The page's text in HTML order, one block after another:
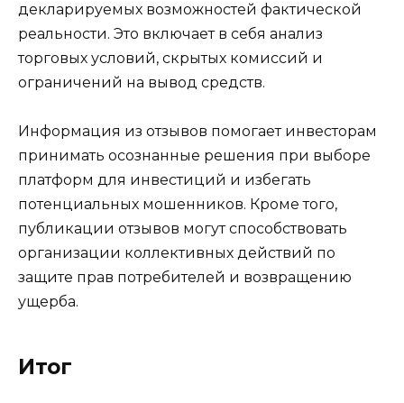
декларируемых возможностей фактической
реальности. Это включает в себя анализ
торговых условий, скрытых комиссий и
ограничений на вывод средств.
Информация из отзывов помогает инвесторам
принимать осознанные решения при выборе
платформ для инвестиций и избегать
потенциальных мошенников. Кроме того,
публикации отзывов могут способствовать
организации коллективных действий по
защите прав потребителей и возвращению
ущерба.
Итог